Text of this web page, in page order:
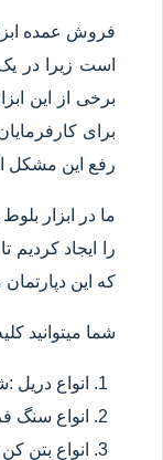
فروش عمده
است زیرا در
برخی از این
برای
رفع این مشکل
ما در ابزار
را ایجاد کردیم
که این
شما میتوانید
انواع
انواع سنگ
انواع بتن